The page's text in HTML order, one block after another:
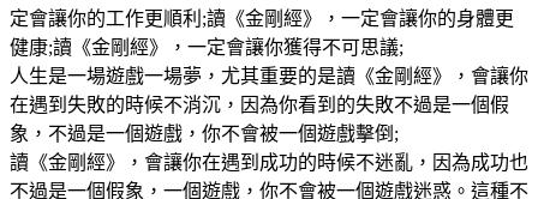
定會讓你的工作更順利;讀《金剛經》，一定會讓你的身體更
健康;讀《金剛經》，一定會讓你獲得不可思議;
人生是一場遊戲一場夢，尤其重要的是讀《金剛經》，會讓你
在遇到失敗的時候不消沉，因為你看到的失敗不過是一個假
象，不過是一個遊戲，你不會被一個遊戲擊倒;
讀《金剛經》，會讓你在遇到成功的時候不迷亂，因為成功也
不過是一個假象，一個遊戲，你不會被一個遊戲迷惑。這種不